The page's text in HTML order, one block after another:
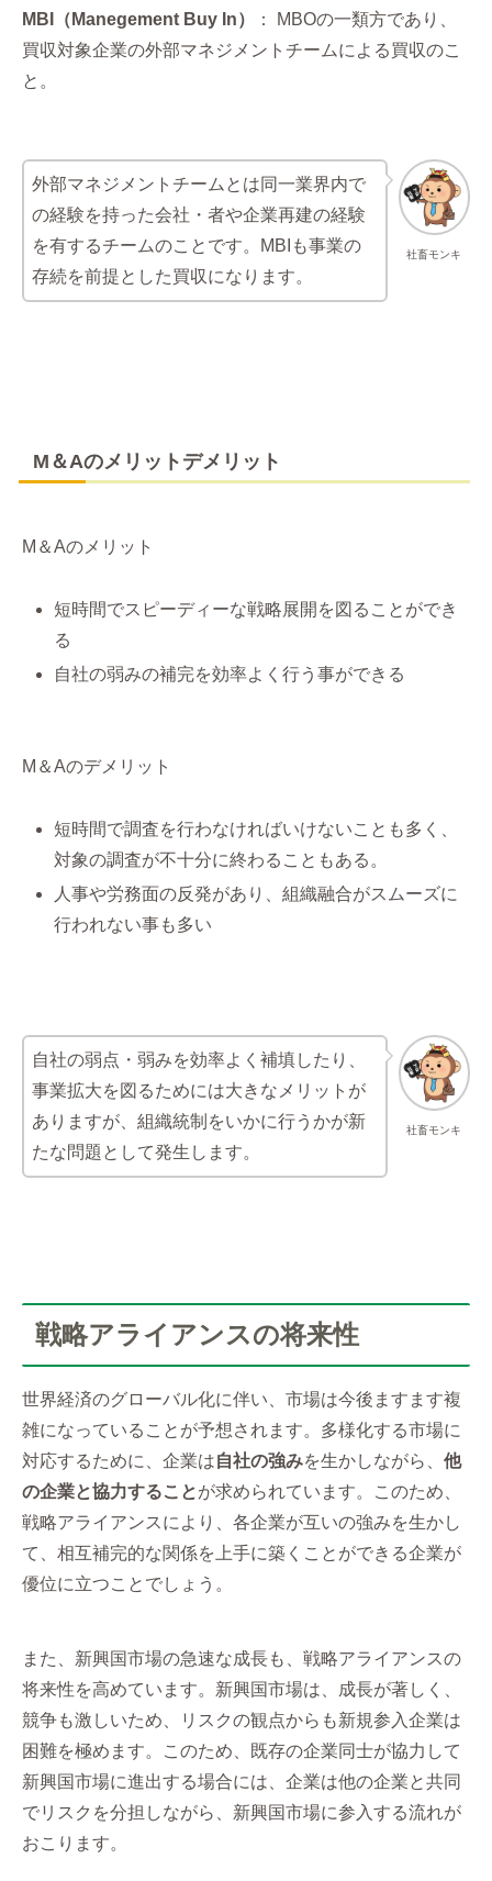
MBI（Manegement Buy In）
： MBOの一類方であり、
買収対象企業の外部マネジメントチームによる買収のこ
と。
社畜モンキ
外部マネジメントチームとは同一業界内で
の経験を持った会社・者や企業再建の経験
を有するチームのことです。MBIも事業の
存続を前提とした買収になります。
M＆Aのメリットデメリット
M＆Aのメリット
短時間でスピーディーな戦略展開を図ることができ
る
自社の弱みの補完を効率よく行う事ができる
M＆Aのデメリット
短時間で調査を行わなければいけないことも多く、
対象の調査が不十分に終わることもある。
人事や労務面の反発があり、組織融合がスムーズに
行われない事も多い
社畜モンキ
自社の弱点・弱みを効率よく補填したり、
事業拡大を図るためには大きなメリットが
ありますが、組織統制をいかに行うかが新
たな問題として発生します。
戦略アライアンスの将来性
世界経済のグローバル化に伴い、市場は今後ますます複
雑になっていることが予想されます。多様化する市場に
対応するために、企業は自社の強みを生かしながら、 他
の企業と協力することが求められています。このため、
戦略アライアンスにより、各企業が互いの強みを生かし
て、相互補完的な関係を上手に築くことができる企業が
優位に立つことでしょう。
また、新興国市場の急速な成長も、戦略アライアンスの
将来性を高めています。新興国市場は、成長が著しく、
競争も激しいため、リスクの観点からも新規参入企業は
困難を極めます。このため、既存の企業同士が協力して
新興国市場に進出する場合には、企業は他の企業と共同
でリスクを分担しながら、新興国市場に参入する流れが
おこります。